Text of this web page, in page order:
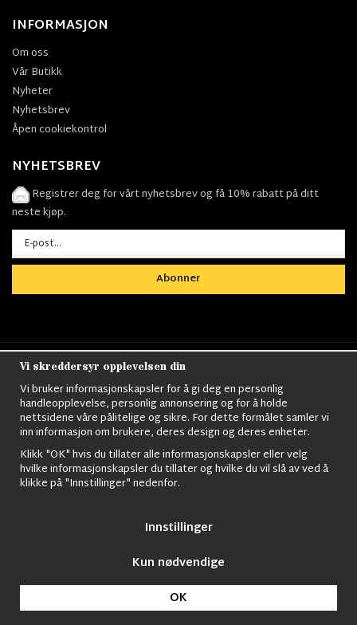
INFORMASJON
Om oss
Vår Butikk
Nyheter
Nyhetsbrev
Åpen cookiekontrol
NYHETSBREV
Registrer deg for vårt nyhetsbrev og få 10% rabatt på ditt
neste kjøp.
Abonner
Nordens största utbud av
kläder,Militärtöverskott, Militärutrustning, Ordningsvakt
utrustning,väktarkläder,Militärbyxor,Militärjackor,M65
Jackor,Bomberjackor,Militärkängor,Militära Ryggsäckar,Vintage Army
kläder,Sjömanskläder,Paracord,Gasmask,Ghillie
Militärknivar Knivhandskar Natotröjor
Vi skreddersyr opplevelsen din
Vi bruker informasjonskapsler for å gi deg en personlig
handleopplevelse, personlig annonsering og for å holde
nettsidene våre pålitelige og sikre. For dette formålet samler vi
inn informasjon om brukere, deres design og deres enheter.
Klikk "OK" hvis du tillater alle informasjonskapsler eller velg
hvilke informasjonskapsler du tillater og hvilke du vil slå av ved å
klikke på "Innstillinger" nedenfor.
Innstillinger
Kun nødvendige
OK